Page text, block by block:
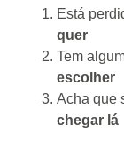
Está
quer
Tem
escolher
Acha que
chegar lá